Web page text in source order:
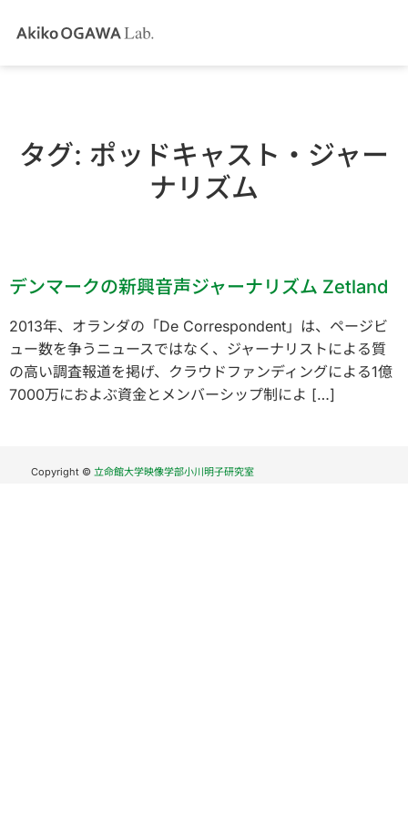
タグ: ポッドキャスト・ジャー
ナリズム
デンマークの新興音声ジャーナリズム Zetland
2013年、オランダの「De Correspondent」は、ページビ
ュー数を争うニュースではなく、ジャーナリストによる質
の高い調査報道を掲げ、クラウドファンディングによる1億
7000万におよぶ資金とメンバーシップ制によ […]
Copyright © 立命館大学映像学部小川明子研究室